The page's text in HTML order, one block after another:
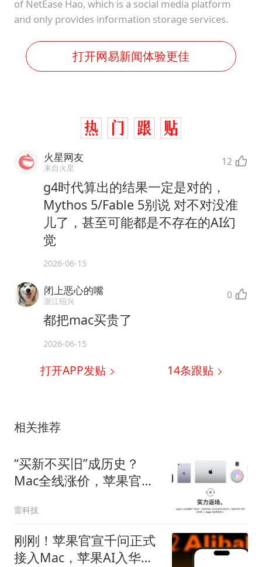
of NetEase Hao, which is a social media platform
and only provides information storage services.
打开网易新闻体验更佳
火星网友
来自火星 12
g4时代算出的结果一定是对的，
Mythos 5/Fable 5别说 对不对没准
儿了，甚至可能都是不存在的AI幻
觉
2026-06-15
闭上恶心的嘴
浙江绍兴 0
都把mac买贵了
2026-06-15
打开APP发贴 14条跟贴
相关推荐
“买新不买旧”成历史？
Mac全线涨价，苹果官翻
雷科技
刚刚！苹果官宣千问正式
接入Mac，苹果AI入华迈